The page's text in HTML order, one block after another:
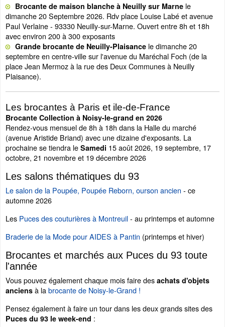
Brocante de maison blanche à Neuilly sur Marne le
dimanche 20 Septembre 2026. Rdv place Louise Labé et avenue
Paul Verlaine - 93330 Neuilly-sur-Marne. Ouvert entre 8h et 18h
avec environ 200 à 300 exposants
Grande brocante de Neuilly-Plaisance le dimanche 20
septembre en centre-ville sur l'avenue du Maréchal Foch (de la
place Jean Mermoz à la rue des Deux Communes à Neuilly
Plaisance).
Les brocantes à Paris et ile-de-France
Brocante Collection à Noisy-le-grand en 2026
Rendez-vous mensuel de 8h à 18h dans la Halle du marché
(avenue Aristide Briand) avec une dizaine d'exposants. La
prochaine se tiendra le Samedi 15 août 2026, 19 septembre, 17
octobre, 21 novembre et 19 décembre 2026
Les salons thématiques du 93
Le salon de la Poupée, Poupée Reborn, ourson ancien - ce
automne 2026
Les Puces des couturières à Montreuil- au printemps et automne
Braderie de la Mode pour AIDES à Pantin (printemps et hiver)
Brocantes et marchés aux Puces du 93 toute
l'année
Vous pouvez également chaque mois faire des achats d'objets
anciens à labrocante de Noisy-le-Grand !
Pensez également à faire un tour dans les deux grands sites des
Puces du 93 le week-end :